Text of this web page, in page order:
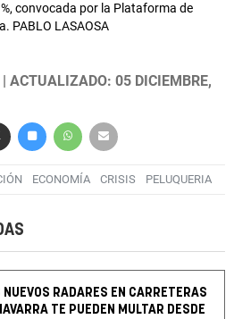
convocada por la Plataforma de
PABLO LASAOSA
| ACTUALIZADO: 05 DICIEMBRE,
ECONOMÍA CRISIS PELUQUERIA
NUEVOS RADARES EN CARRETERAS
TE PUEDEN MULTAR DESDE